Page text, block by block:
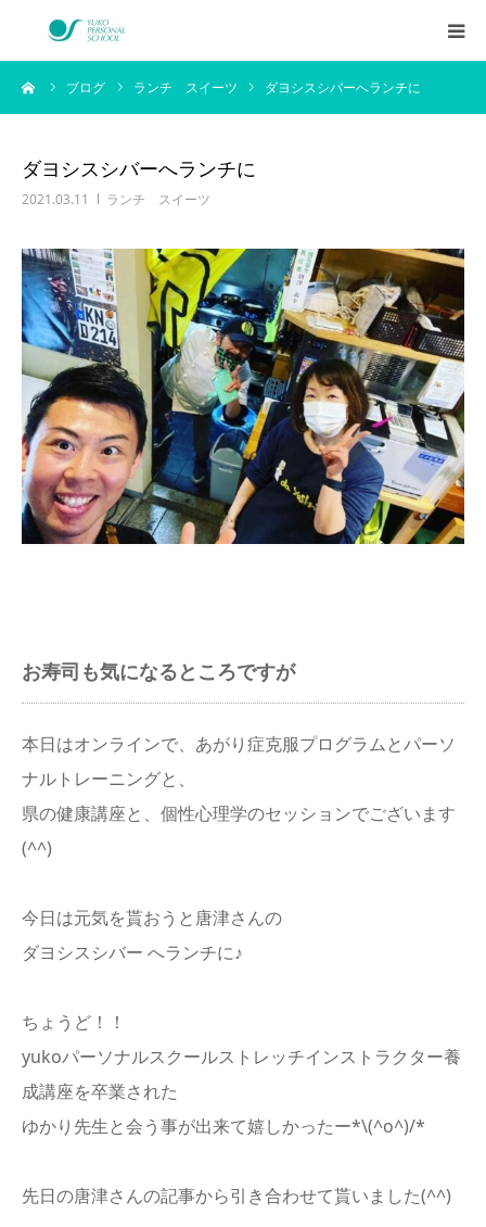
ブログ ランチ スイーツ ダヨシスシバーへランチに
ダヨシスシバーへランチに
2021.03.11 ランチ スイーツ
お寿司も気になるところですが
本日はオンラインで、あがり症克服プログラムとパーソ
ナルトレーニングと、
県の健康講座と、個性心理学のセッションでございます
(^^)
今日は元気を貰おうと唐津さんの
ダヨシスシバー へランチに♪
ちょうど！！
yukoパーソナルスクールストレッチインストラクター養
成講座を卒業された
ゆかり先生と会う事が出来て嬉しかったー*\(^o^)/*
先日の唐津さんの記事から引き合わせて貰いました(^^)
西村侑剛プロフィール
企業研修
アイテム
お客様の声
ブログ
アクセス